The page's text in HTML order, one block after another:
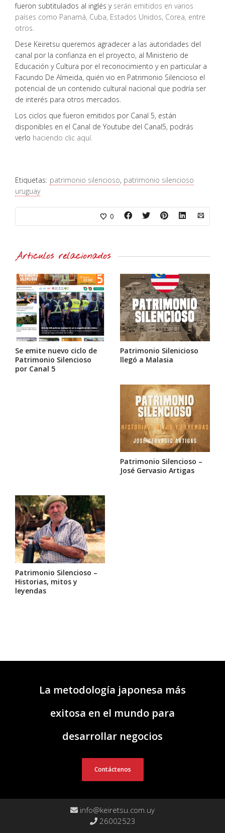
fueron subtitulados al inglés y serán emitidos en varios
países como Panamá, Cuba, Estados Unidos, Corea, entre
otros.
Dese Keiretsu queremos agradecer a las autoridades del
canal por la confianza en el proyecto, al Ministerio de
Educación y Cultura por el reconocimiento y en particular a
Facundo De Almeida, quién vio en Patrimonio Silencioso el
potencial de un contenido cultural nacional que podría ser
de interés para otros mercados.
Los ciclos que fueron emitidos por Canal 5, están
disponibles en el Canal de Youtube del Canal5, podrás
verlo haciendo clic aquí.
Etiquetas: patrimonio silencioso, patrimonio silencioso
uruguay
0
Artículos relacionados
Se emite nuevo ciclo de
Patrimonio Silencioso
por Canal 5
Patrimonio Silenicioso
llegó a Malasia
Patrimonio Silencioso –
José Gervasio Artigas
Patrimonio Silencioso –
Historias, mitos y
leyendas
La metodología japonesa más
exitosa en el mundo para
desarrollar negocios
Contáctenos
info@keiretsu.com.uy
26002523